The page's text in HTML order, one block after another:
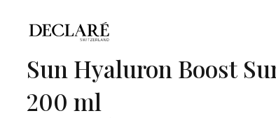
Sun Hyaluron Boost
200 ml